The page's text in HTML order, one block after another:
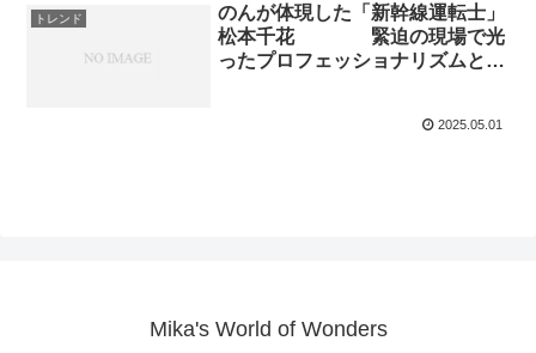
トレンド
のんが体現した「新幹線運転士」
松本千花 緊迫の現場で光
ったプロフェッショナリズムと素
2025.05.01
Mika's World of Wonders